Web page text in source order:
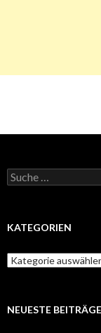
Suche
nach:
KATEGORIEN
Kategorien
NEUESTE BEITRÄGE